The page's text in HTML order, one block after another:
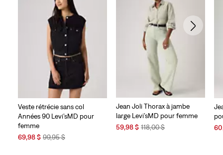
Veste rétrécie sans col
Années 90 Levi’sMD pour
femme
Sale
69,98 $Original
99,95 $
Jean Joli Thorax à jambe
large Levi’sMD pour femme
Sale
59,98 $ Original
118,00 $